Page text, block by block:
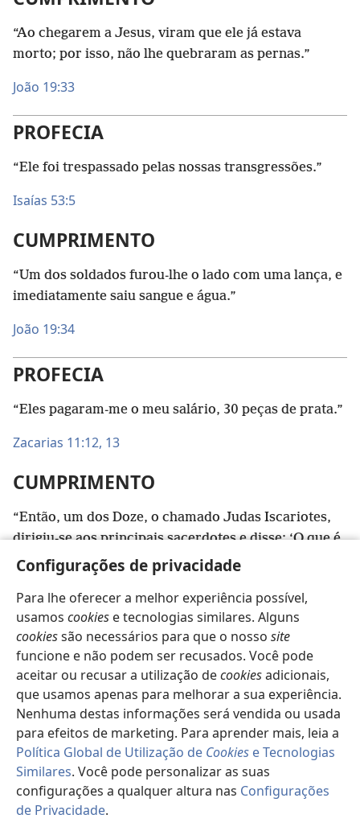
Configurações de privacidade
Para lhe oferecer a melhor experiência possível,
usamos cookies e tecnologias similares. Alguns
cookiessão necessários para que o nosso site
funcione e não podem ser recusados. Você pode
aceitar ou recusar a utilização decookiesadicionais,
que usamos apenas para melhorar a sua experiência.
Nenhuma destas informações será vendida ou usada
para efeitos de marketing. Para aprender mais, leia a
Política Global de Utilização de Cookies e Tecnologias
Similares. Você pode personalizar as suas
configurações a qualquer altura nas Configurações
de Privacidade.
“Ao chegarem a Jesus, viram que ele já estava
morto; por isso, não lhe quebraram as pernas.”
João 19:33
PROFECIA
“Ele foi trespassado pelas nossas transgressões.”
Isaías 53:5
CUMPRIMENTO
“Um dos soldados furou-lhe o lado com uma lança, e
imediatamente saiu sangue e água.”
João 19:34
PROFECIA
“Eles pagaram-me o meu salário, 30 peças de prata.”
Zacarias 11:12, 13
CUMPRIMENTO
“Então, um dos Doze, o chamado Judas Iscariotes,
dirigiu-se aos principais sacerdotes e disse: ‘O que é
que me darão para que eu o entregue a vocês?’
Mateus 26:14, 15;27:5
Anterior Seguinte
Direitos de autor desta publicação
Copyright
© 2026 Watch Tower Bible and Tract Society of
Pennsylvania.
TERMOS DE UTILIZAÇÃO